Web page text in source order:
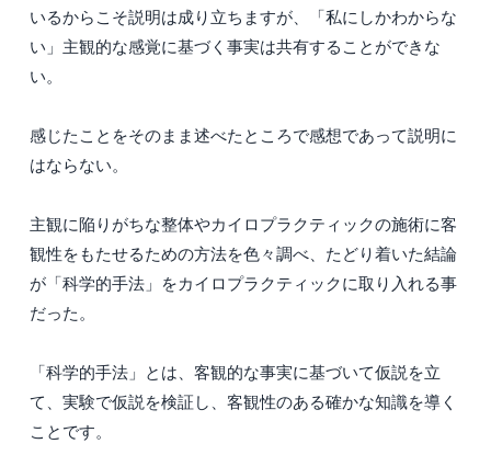
いるからこそ説明は成り立ちますが、「私にしかわからな
い」主観的な感覚に基づく事実は共有することができな
い。
感じたことをそのまま述べたところで感想であって説明に
はならない。
主観に陥りがちな整体やカイロプラクティックの施術に客
観性をもたせるための方法を色々調べ、たどり着いた結論
が「科学的手法」をカイロプラクティックに取り入れる事
だった。
「科学的手法」とは、客観的な事実に基づいて仮説を立
て、実験で仮説を検証し、客観性のある確かな知識を導く
ことです。